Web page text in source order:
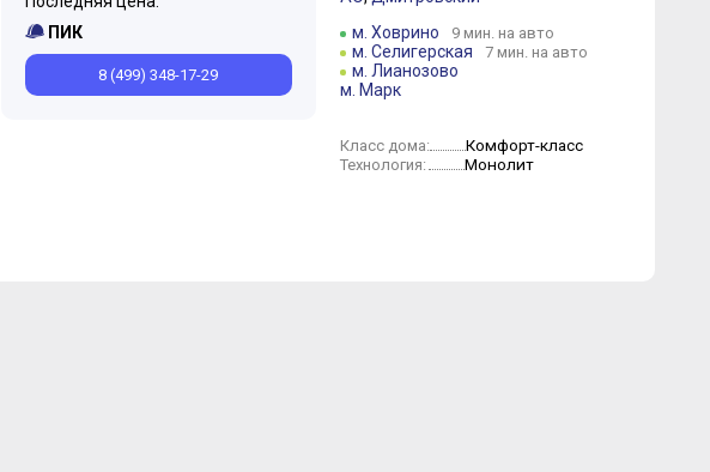
НоябрьПИК
8 (499) 348-17-29
м. Ховрино
9 мин. на авто
м. Селигерская 7 мин. на авто
м. Лианозово
м. Марк
Класс дома: Комфорт-класс
Технология: Монолит